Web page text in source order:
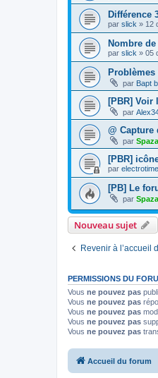
Différence
par slick » 12
Nombre
par slick » 05
Problèmes
par Bapt
[PBR] Voir
par
@ Capture
par Spaza
[PBR]
par electrotime
[PB] Le
par Spaza
Nouveau sujet
Revenir à l’accueil
PERMISSIONS DU
Vous ne pouvez pas
Vous ne pouvez pas
Vous ne pouvez pas
Vous ne pouvez pas
Vous ne pouvez pas
Accueil du forum